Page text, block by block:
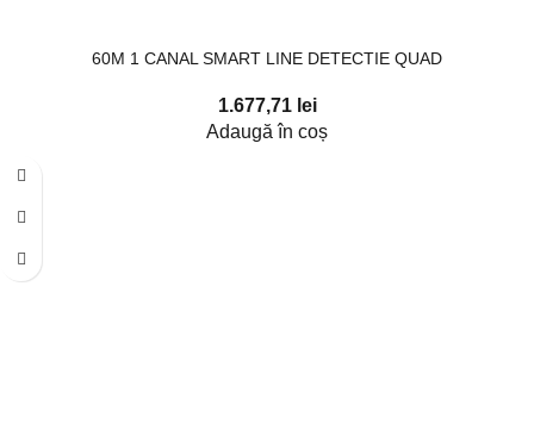
60M 1 CANAL SMART LINE DETECTIE QUAD
1.677,71 lei
Adaugă în coș